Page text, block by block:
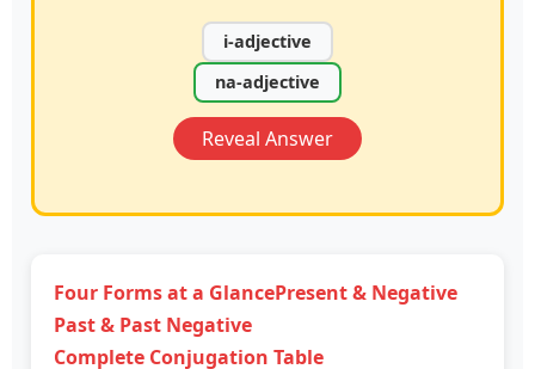
i‑adjective
na‑adjective
Reveal Answer
Four Forms at a GlancePresent & Negative
Past & Past Negative
Complete Conjugation Table